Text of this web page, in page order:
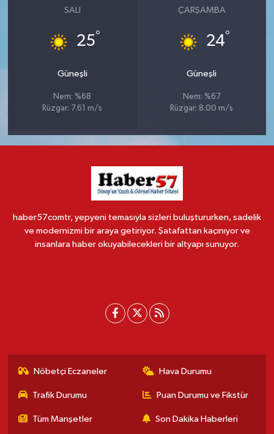
SALI
25°
Güneşli
Nem: %68
Rüzgar: 7.61 m/s
ÇARŞAMBA
24°
Güneşli
Nem: %67
Rüzgar: 8.00 m/s
haber57comtr, yepyeni temasıyla sizleri buluştururken, sadelik
ve modernizmi bir araya getiriyor. Şatafattan kaçınıyor ve
insanlara haber okuyabilecekleri bir altyapı sunuyor.
Nöbetçi Eczaneler Hava Durumu
Trafik Durumu Puan Durumu ve Fikstür
Tüm Manşetler Son Dakika Haberleri